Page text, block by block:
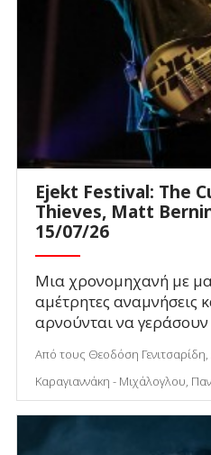
Ejekt Festival: The
Thieves, Matt
15/07/26
Μια χρονομηχανή με
αμέτρητες αναμνήσεις
αρνούνται να γεράσουν
Από τους Θεοδόση
Καραγιαννάκη - Μιχάλογλου,